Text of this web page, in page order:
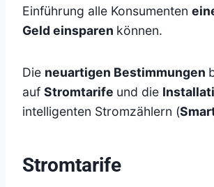
Einführung alle Konsumenten
Geld einsparen können.
Die neuartigen Bestimmungen
auf Stromtarife und die
intelligenten Stromzählern (
Stromtarife